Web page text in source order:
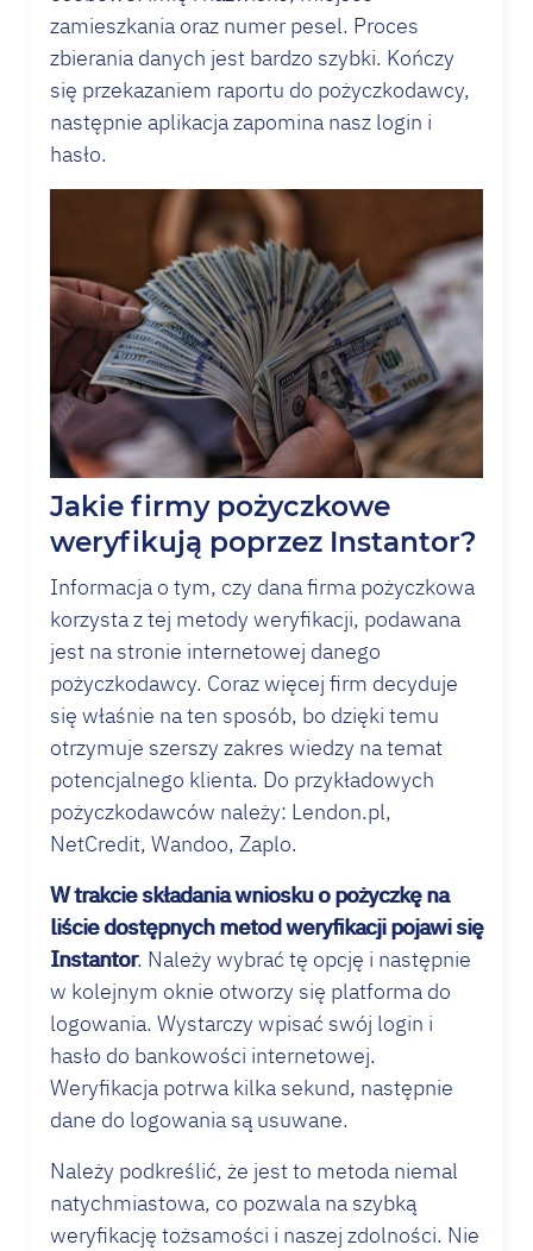
zamieszkania oraz numer pesel. Proces
zbierania danych jest bardzo szybki. Kończy
się przekazaniem raportu do pożyczkodawcy,
następnie aplikacja zapomina nasz login i
hasło.
Jakie firmy pożyczkowe
weryfikują poprzez Instantor?
Informacja o tym, czy dana firma pożyczkowa
korzysta z tej metody weryfikacji, podawana
jest na stronie internetowej danego
pożyczkodawcy. Coraz więcej firm decyduje
się właśnie na ten sposób, bo dzięki temu
otrzymuje szerszy zakres wiedzy na temat
potencjalnego klienta. Do przykładowych
pożyczkodawców należy: Lendon.pl,
NetCredit, Wandoo, Zaplo.
W trakcie składania wniosku o pożyczkę na
liście dostępnych metod weryfikacji pojawi się
Instantor. Należy wybrać tę opcję i następnie
w kolejnym oknie otworzy się platforma do
logowania. Wystarczy wpisać swój login i
hasło do bankowości internetowej.
Weryfikacja potrwa kilka sekund, następnie
dane do logowania są usuwane.
Należy podkreślić, że jest to metoda niemal
natychmiastowa, co pozwala na szybką
weryfikację tożsamości i naszej zdolności. Nie